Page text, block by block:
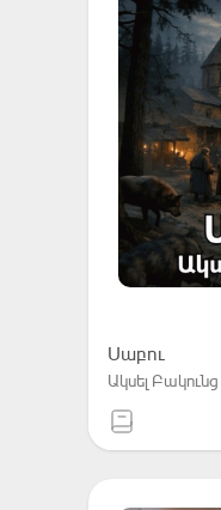
Սաբու
Ակսել Բակունց